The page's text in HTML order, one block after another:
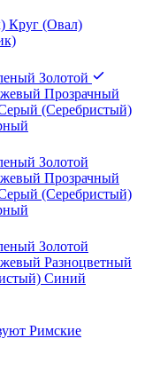
Круг (Овал)
Золотой
Прозрачный
(Серебристый)
Золотой
Прозрачный
(Серебристый)
Золотой
Разноцветный
Синий
Римские